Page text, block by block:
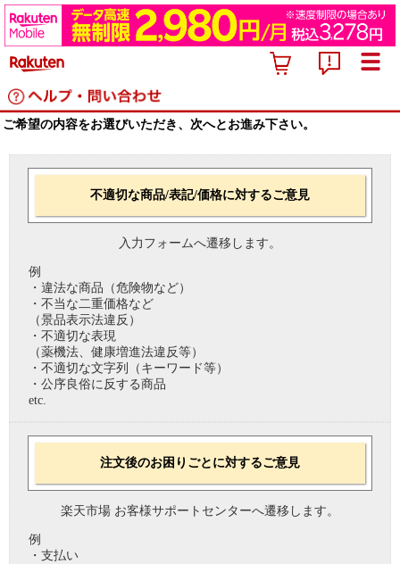
ご希望の内容をお選びいただき、次へとお進み下さい。
不適切な商品/表記/価格に対するご意見
入力フォームへ遷移します。
例
・違法な商品（危険物など）
・不当な二重価格など
（景品表示法違反）
・不適切な表現
（薬機法、健康増進法違反等）
・不適切な文字列（キーワード等）
・公序良俗に反する商品
etc.
注文後のお困りごとに対するご意見
楽天市場 お客様サポートセンターへ遷移します。
例
・支払い